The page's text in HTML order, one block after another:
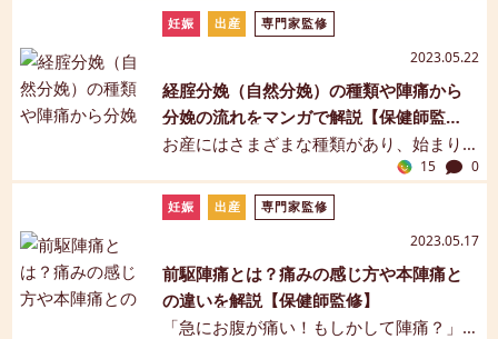
予定日が近付いてくると、いつ陣痛がく
るのか、痛みに耐えられるのかとドキド
キしますよね。陣痛が来たら、待ちに待
った赤ちゃんとの対面まで、あと少し。
この記事では、陣痛の前兆や痛みの程
度、間隔の測り方、病院へ行くタイミン
グなど、分娩までの流れについて詳しく
解説していきます。【保健師監修】【マ
ンガ解説】
経腟分娩（自然分娩）の種類や陣痛から
分娩の流れをマンガで解説【保健師監
修】
お産にはさまざまな種類があり、始まり
方もお産によってそれぞれです。この記
事では一般的な出産方法である経腟分娩
（自然分娩）の種類、概要、陣痛の始ま
り方、病院に行くタイミング、分娩の流
れなどについて詳しくご紹介します。
【保健師監修】【マンガ解説】
妊娠 出産 専門家監修
2023.05.22
15 0
前駆陣痛とは？痛みの感じ方や本陣痛と
の違いを解説【保健師監修】
「急にお腹が痛い！もしかして陣痛？」
妊娠 出産 専門家監修
2023.05.17